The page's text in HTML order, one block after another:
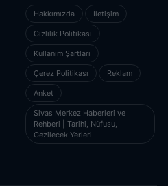
Hakkımızda İletişim
Gizlilik Politikası
Kullanım Şartları
Çerez Politikası Reklam
Anket
Sivas Merkez Haberleri ve
Rehberi | Tarihi, Nüfusu,
Gezilecek Yerleri